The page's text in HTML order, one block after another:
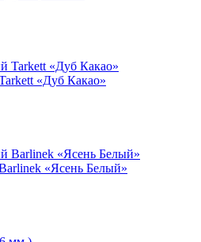
«Дуб Какао»
«Ясень Белый»